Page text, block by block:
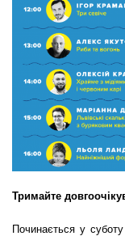
Тримайте
Починається у